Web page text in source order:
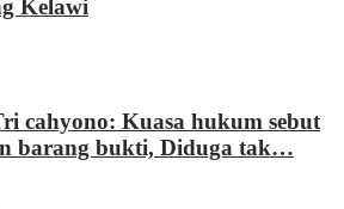
Kelawi
cahyono: Kuasa hukum sebut
barang bukti, Diduga tak…